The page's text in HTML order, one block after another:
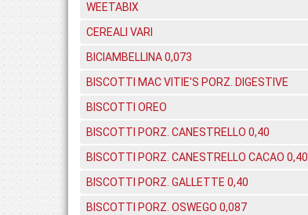
WEETABIX
CEREALI VARI
BICIAMBELLINA 0,073
BISCOTTI MAC VITIE'S PORZ. DIGESTIVE
BISCOTTI OREO
BISCOTTI PORZ. CANESTRELLO 0,40
BISCOTTI PORZ. CANESTRELLO CACAO 0,40
BISCOTTI PORZ. GALLETTE 0,40
BISCOTTI PORZ. OSWEGO 0,087